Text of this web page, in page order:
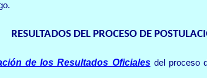
RESULTADOS DEL PROCESO DE
de los Resultados Oficiales del proceso